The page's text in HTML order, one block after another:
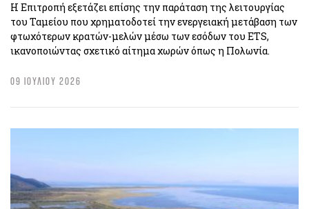
Η Επιτροπή εξετάζει επίσης την παράταση της λειτουργίας
του Ταμείου που χρηματοδοτεί την ενεργειακή μετάβαση των
φτωχότερων κρατών-μελών μέσω των εσόδων του ETS,
ικανοποιώντας σχετικό αίτημα χωρών όπως η Πολωνία.
09 ΙΟΥΛΙΟΥ 2026